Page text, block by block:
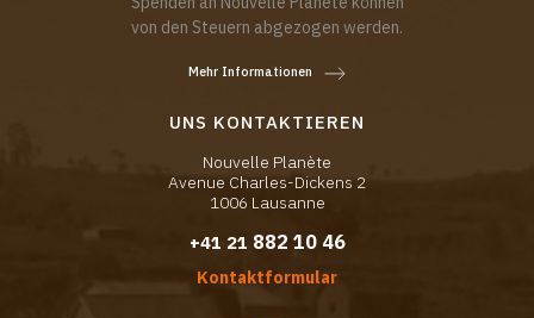
von den Steuern abgezogen werden.
Mehr Informationen
UNS KONTAKTIEREN
Nouvelle Planète
Avenue Charles-Dickens 2
1006 Lausanne
+41 21 882 10 46
Kontaktformular